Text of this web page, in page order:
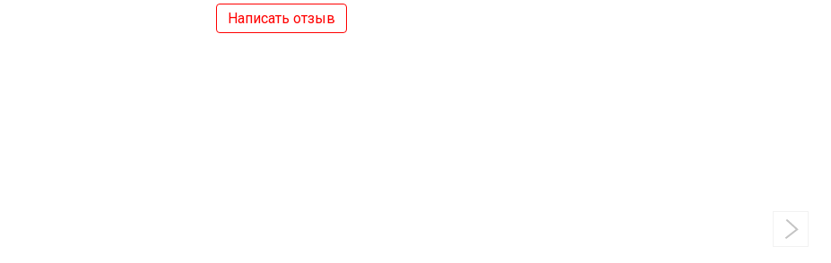
Написать отзыв